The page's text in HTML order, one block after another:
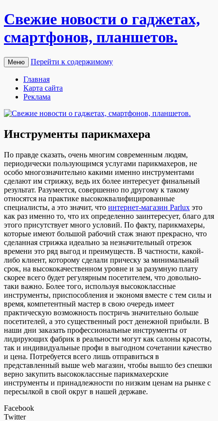
Свежие новости о гаджетах,
смартфонов, планшетов.
Меню Перейти к содержимому
Главная
Карта сайта
Реклама
Инструменты парикмахера
Пo прaвдe сказать, очень многим современным людям,
периодически пользующимся услугами парикмахеров, не
особо многозначительно какими именно инструментами
сделают им стрижку, ведь их более интересует финальный
результат. Разумеется, совершенно по другому к такому
относятся на практике высококвалифицированные
специалисты, а это значит, что интернет-магазин Parlux это
как раз именно то, что их определенно заинтересует, благо для
этого присутствует много условий. По факту, парикмахеры,
которые имеют большой рабочий стаж знают прекрасно, что
сделанная стрижка идеально за незначительный отрезок
времени это ряд выгод и преимуществ. В частности, какой-
либо клиент, которому сделали прическу за минимальный
срок, на высококачественном уровне и за разумную плату
скорее всего будет регулярным посетителем, что довольно-
таки важно. Более того, используя высококлассные
инструменты, приспособления и экономя вместе с тем силы и
время, компетентный мастер в свою очередь имеет
практическую возможность постричь значительно больше
посетителей, а это существенный рост денежной прибыли. В
наши дни заказать профессиональные инструменты от
лидирующих фабрик в реальности могут как салоны красоты,
так и индивидуальные профи в выгодном сочетании качество
и цена. Потребуется всего лишь отправиться в
представленный выше web магазин, чтобы вышло без спешки
верно закупить высококлассные парикмахерские
инструменты и принадлежности по низким ценам на рынке с
пересылкой в свой округ в нашей державе.
Facebook
Twitter